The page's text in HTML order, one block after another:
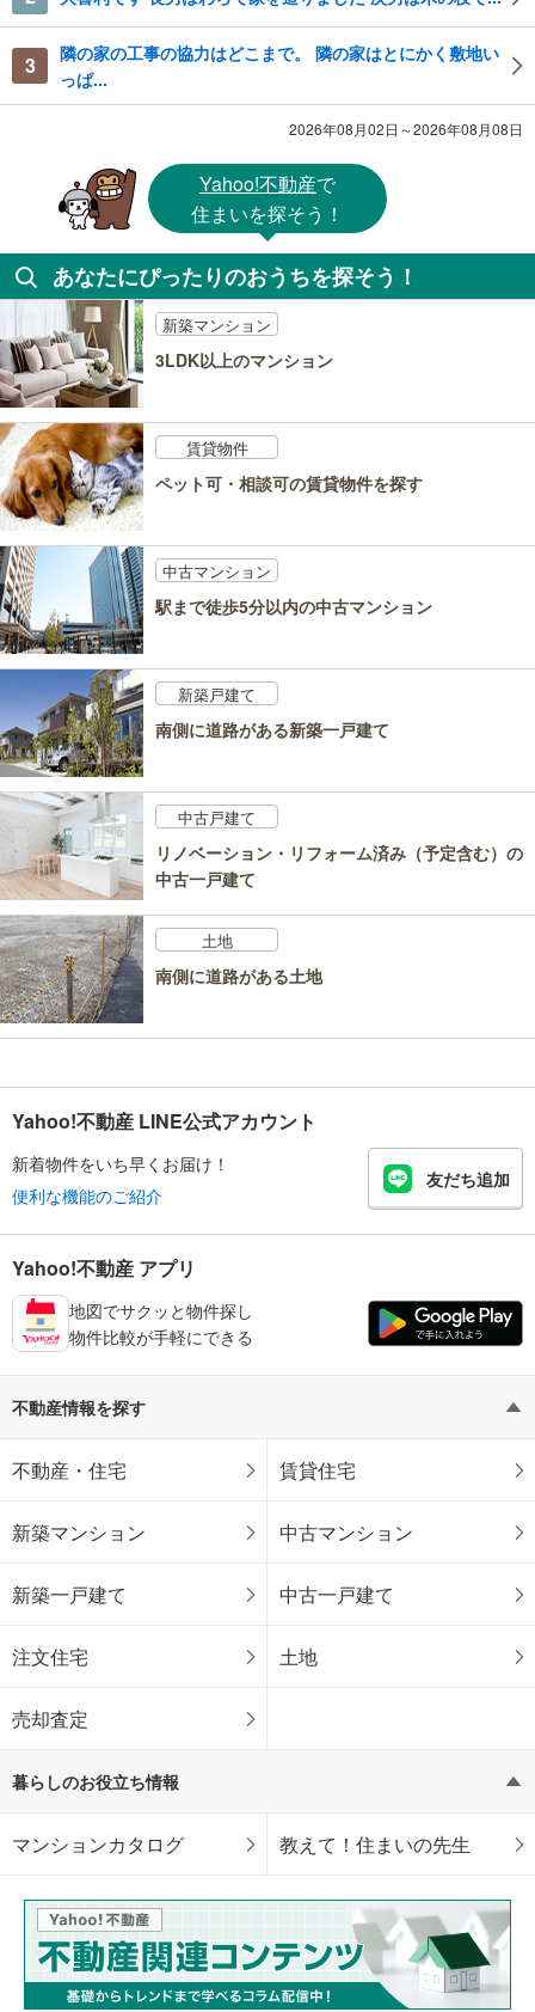
3
隣の家の工事の協力はどこまで。 隣の家はとにかく敷地い
っぱ...
2026年08月02日～2026年08月08日
Yahoo!不動産で
住まいを探そう！
あなたにぴったりのおうちを探そう！
新築マンション
3LDK以上のマンション
賃貸物件
ペット可・相談可の賃貸物件を探す
中古マンション
駅まで徒歩5分以内の中古マンション
新築戸建て
南側に道路がある新築一戸建て
中古戸建て
リノベーション・リフォーム済み（予定含む）の
中古一戸建て
土地
南側に道路がある土地
Yahoo!不動産 LINE公式アカウント
新着物件をいち早くお届け！
便利な機能のご紹介
友だち追加
Yahoo!不動産 アプリ
地図でサクッと物件探し
物件比較が手軽にできる
不動産情報を探す
不動産・住宅 賃貸住宅
新築マンション 中古マンション
新築一戸建て 中古一戸建て
注文住宅 土地
売却査定
暮らしのお役立ち情報
マンションカタログ 教えて！住まいの先生